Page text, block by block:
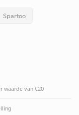
Spartoo
waarde van €20